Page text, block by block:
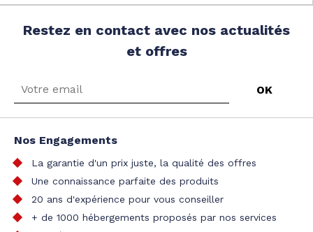
Restez en contact avec nos actualités
et offres
Nos Engagements
La garantie d'un prix juste, la qualité des offres
Une connaissance parfaite des produits
20 ans d'expérience pour vous conseiller
+ de 1000 hébergements proposés par nos services